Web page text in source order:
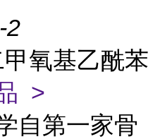
2
氧基乙酰苯
>
自第一家骨